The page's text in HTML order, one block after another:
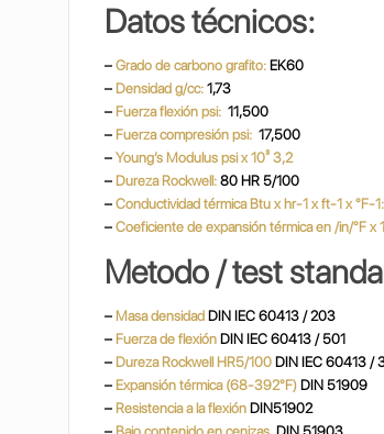
Datos técnicos:
–Grado de carbono grafito: EK60
–Densidad g/cc: 1,73
–Fuerza flexión psi: 11,500
–Fuerza compresión psi: 17,500
–Young’s Modulus psi x 10³ 3,2
–Dureza Rockwell: 80 HR 5/100
– Conductividad térmica Btu x hr-1 x ft-1 x °F-1:
–Coeficiente de expansión térmica en /in/°F x
Metodo / test
– Masa densidad DIN IEC 60413 / 203
– Fuerza de flexión DIN IEC 60413 / 501
– Dureza Rockwell HR5/100 DIN IEC 60413 /
– Expansión térmica (68-392°F) DIN 51909
–Resistencia a la flexión DIN51902